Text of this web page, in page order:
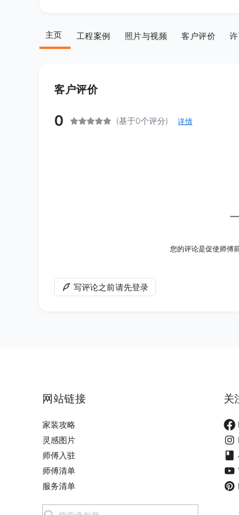
主页 工程案例 照片与视频 客户评价
客户评价
0 (基于0个评分) 详情
您的评论是促使师傅
写评论之前请先登录
网站链接
家装攻略
灵感图片
师傅入驻
师傅清单
服务清单
关